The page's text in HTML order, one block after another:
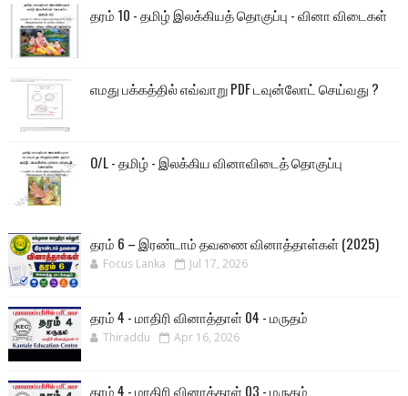
தரம் 10 - தமிழ் இலக்கியத் தொகுப்பு - வினா விடைகள்
எமது பக்கத்தில் எவ்வாறு PDF டவுன்லோட் செய்வது ?
O/L - தமிழ் - இலக்கிய வினாவிடைத் தொகுப்பு
தரம் 6 – இரண்டாம் தவணை வினாத்தாள்கள் (2025)
Focus Lanka Jul 17, 2026
தரம் 4 - மாதிரி வினாத்தாள் 04 - மருதம்
Thiraddu Apr 16, 2026
தரம் 4 - மாதிரி வினாத்தாள் 03 - மருதம்